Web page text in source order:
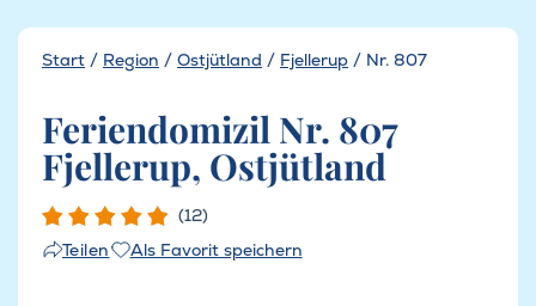
Start / Region / Ostjütland / Fjellerup / Nr. 807
Feriendomizil Nr. 807
Fjellerup, Ostjütland
(12)
Teilen
Als Favorit speichern